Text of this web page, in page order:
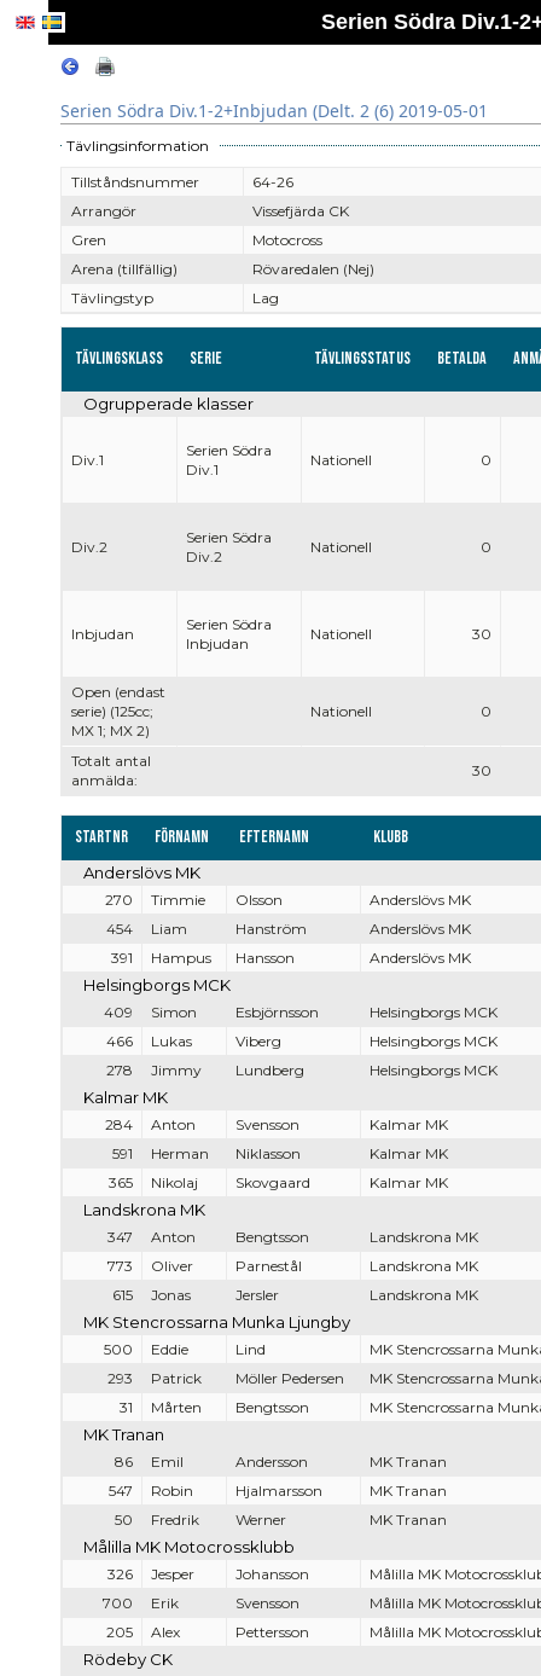
Serien Södra Div.1-
Serien Södra Div.1-2+Inbjudan (Delt. 2 (6) 2019-05-01
Tävlingsinformation
Tillståndsnummer
64-26
Arrangör
Vissefjärda CK
Gren
Motocross
Arena (tillfällig)
Rövaredalen (Nej)
Tävlingstyp
Lag
Tävlingsklass Serie Tävlingsstatus Betalda
Totalt antal
anmälda:
30
Ogrupperade klasser
Div.1
Serien Södra
Div.1
Nationell 0
Div.2
Serien Södra
Div.2
Nationell 0
Inbjudan
Serien Södra
Inbjudan
Nationell 30
Open (endast
serie) (125cc;
MX 1; MX 2)
Nationell 0
Startnr Förnamn Efternamn Klubb
Anderslövs MK
270 Timmie Olsson
Anderslövs MK
454
Liam Hanström
Anderslövs MK
391
Hampus Hansson Anderslövs MK
Helsingborgs MCK
409 Simon Esbjörnsson
Helsingborgs MCK
466
Lukas Viberg
Helsingborgs MCK
278
Jimmy Lundberg Helsingborgs MCK
Kalmar MK
284 Anton Svensson
Kalmar MK
591
Herman Niklasson
Kalmar MK
365
Nikolaj Skovgaard Kalmar MK
Landskrona MK
347 Anton Bengtsson
Landskrona MK
773
Oliver Parnestål
Landskrona MK
615
Jonas Jersler Landskrona MK
MK Stencrossarna Munka Ljungby
500 Eddie Lind
MK Stencrossarna
293
Patrick Möller Pedersen
MK Stencrossarna
31
Mårten Bengtsson MK Stencrossarna
MK Tranan
86 Emil Andersson
MK Tranan
547
Robin Hjalmarsson
MK Tranan
50
Fredrik Werner MK Tranan
Målilla MK Motocrossklubb
326 Jesper Johansson
Målilla MK
700
Erik Svensson
Målilla MK
205
Alex Pettersson Målilla MK
Rödeby CK